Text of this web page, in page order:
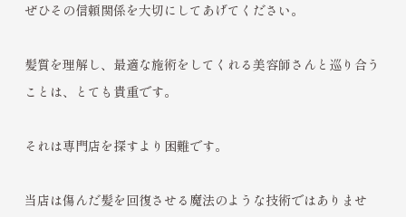
ぜひその信頼関係を大切にしてあげてください。
髪質を理解し、最適な施術をしてくれる美容師さんと巡り合う
ことは、とても貴重です。
それは専門店を探すより困難です。
当店は傷んだ髪を回復させる魔法のような技術ではありませ